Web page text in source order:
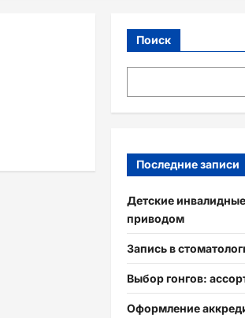
Поиск
Последние записи
Детские
приводом
Запись в
Выбор гонгов:
Оформление